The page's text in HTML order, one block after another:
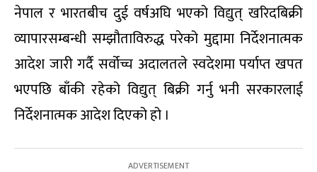
नेपाल र भारतबीच दुई वर्षअघि भएको विद्युत् खरिदबिक्री
व्यापारसम्बन्धी सम्झौताविरुद्ध परेको मुद्दामा निर्देशनात्मक
आदेश जारी गर्दै सर्वोच्च अदालतले स्वदेशमा पर्याप्त खपत
भएपछि बाँकी रहेको विद्युत् बिक्री गर्नु भनी सरकारलाई
निर्देशनात्मक आदेश दिएको हो ।